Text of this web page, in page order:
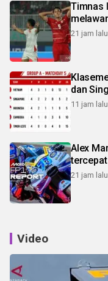
Timnas
21 jam lalu
dan
11 jam lalu
Alex
tercepat
21 jam lalu
Video